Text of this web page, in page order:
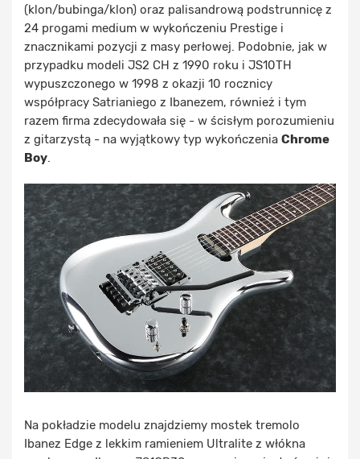
(klon/bubinga/klon) oraz palisandrową podstrunnicę z
24 progami medium w wykończeniu Prestige i
znacznikami pozycji z masy perłowej. Podobnie, jak w
przypadku modeli JS2 CH z 1990 roku i JS10TH
wypuszczonego w 1998 z okazji 10 rocznicy
współpracy Satrianiego z Ibanezem, również i tym
razem firma zdecydowała się - w ścisłym porozumieniu
z gitarzystą - na wyjątkowy typ wykończenia Chrome
Boy.
Na pokładzie modelu znajdziemy mostek tremolo
Ibanez Edge z lekkim ramieniem Ultralite z włókna